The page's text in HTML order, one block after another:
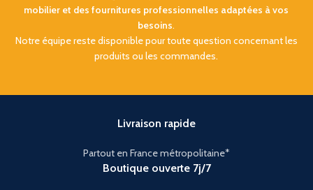
mobilier et des fournitures professionnelles adaptées à vos
besoins.
Notre équipe reste disponible pour toute question concernant les
produits ou les commandes.
Livraison rapide
Partout en France métropolitaine*
Boutique ouverte 7j/7